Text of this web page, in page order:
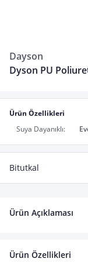
Dayson
Dyson PU
Ürün Özellikleri
Suya Dayanıklı:
Bitutkal
Ürün Açıklaması
Ürün Özellikleri